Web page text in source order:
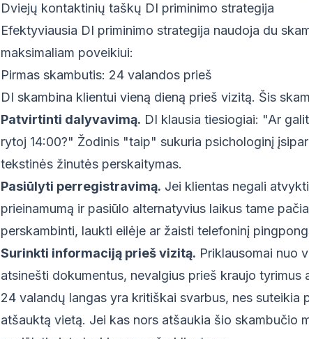
Dviejų kontaktinių taškų DI priminimo strategija
Efektyviausia DI priminimo strategija naudoja du
maksimaliam poveikiui:
Pirmas skambutis: 24 valandos prieš
DI skambina klientui vieną dieną prieš vizitą. Šis
Patvirtinti dalyvavimą. DI klausia tiesiogiai: "Ar
rytoj 14:00?" Žodinis "taip" sukuria psichologinį
tekstinės žinutės perskaitymas.
Pasiūlyti perregistravimą. Jei klientas negali
prieinamumą ir pasiūlo alternatyvius laikus tame
perskambinti, laukti eilėje ar žaisti telefoninį
Surinkti informaciją prieš vizitą. Priklausomai nuo
atsinešti dokumentus, nevalgius prieš kraujo tyrimus
24 valandų langas yra kritiškai svarbus, nes suteikia
atšauktą vietą. Jei kas nors atšaukia šio skambučio